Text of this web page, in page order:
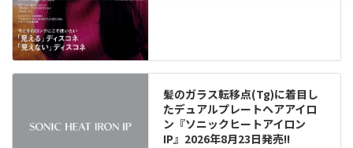
髪のガラス転移点(Tg)に着目し
たデュアルプレートヘアアイロ
ン『ソニックヒートアイロン
IP』2026年8月23日発売!!